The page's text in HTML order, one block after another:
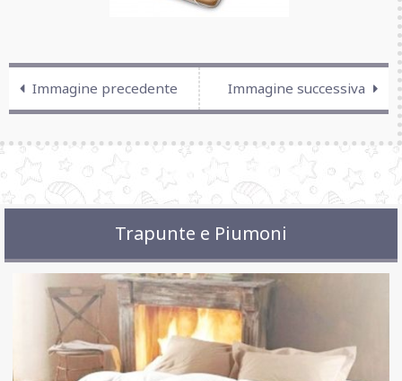
Immagine precedente Immagine successiva
Trapunte e Piumoni